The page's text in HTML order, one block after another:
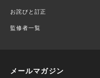
お詫びと訂正
監修者一覧
メールマガジン